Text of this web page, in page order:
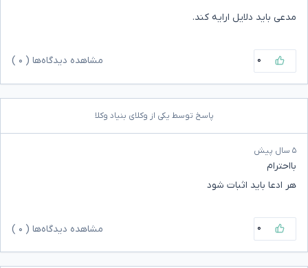
مدعی باید دلایل ارایه کند.
۰ مشاهده دیدگاه‌ها ( ۰
پاسخ توسط یکی از وکلای بنیاد وکلا
۵ سال پیش
بااحترام
هر ادعا باید اثبات شود
۰ مشاهده دیدگاه‌ها ( ۰